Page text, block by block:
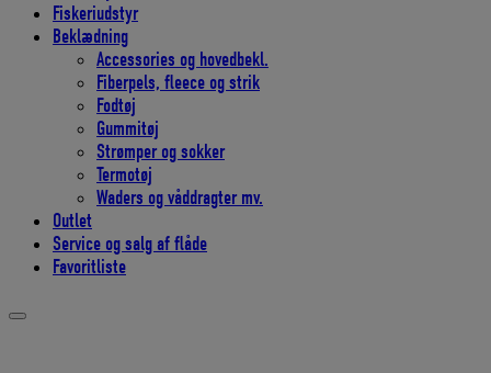
Fiskeriudstyr
Beklædning
Accessories og hovedbekl.
Fiberpels, fleece og strik
Fodtøj
Gummitøj
Strømper og sokker
Termotøj
Waders og våddragter mv.
Outlet
Service og salg af flåde
Favoritliste